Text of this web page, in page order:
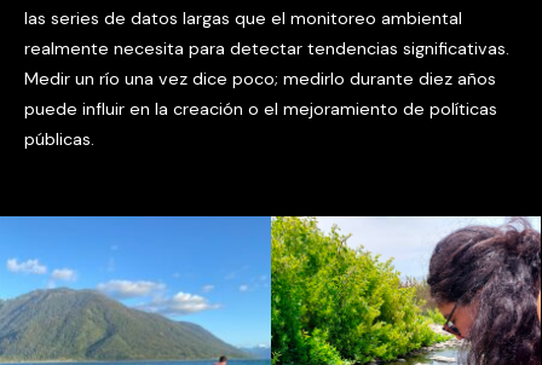
las series de datos largas que el monitoreo ambiental
realmente necesita para detectar tendencias significativas.
Medir un río una vez dice poco; medirlo durante diez años
puede influir en la creación o el mejoramiento de políticas
públicas.